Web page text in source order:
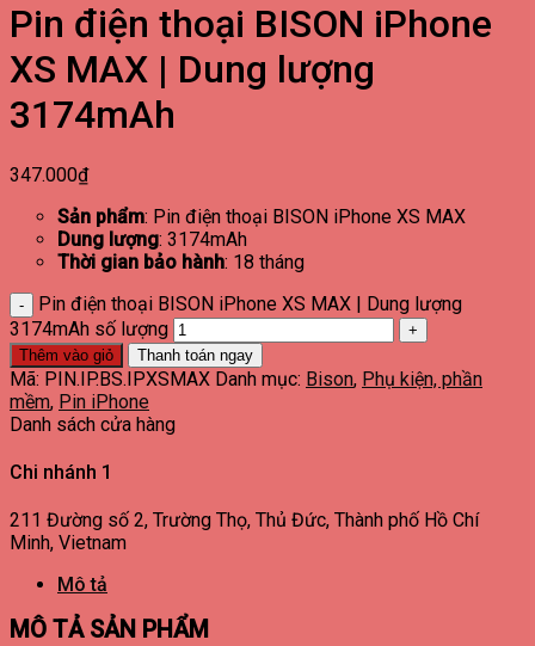
Pin điện thoại BISON iPhone
XS MAX | Dung lượng
3174mAh
347.000₫
Sản phẩm: Pin điện thoại BISON iPhone XS MAX
Dung lượng: 3174mAh
Thời gian bảo hành: 18 tháng
Pin điện thoại BISON iPhone XS MAX | Dung lượng
3174mAh số lượng
Thêm vào giỏ Thanh toán ngay
Mã: PIN.IP.BS.IPXSMAX Danh mục: Bison, Phụ kiện, phần
mềm, Pin iPhone
Danh sách cửa hàng
Chi nhánh 1
211 Đường số 2, Trường Thọ, Thủ Đức, Thành phố Hồ Chí
Minh, Vietnam
Mô tả
MÔ TẢ SẢN PHẨM